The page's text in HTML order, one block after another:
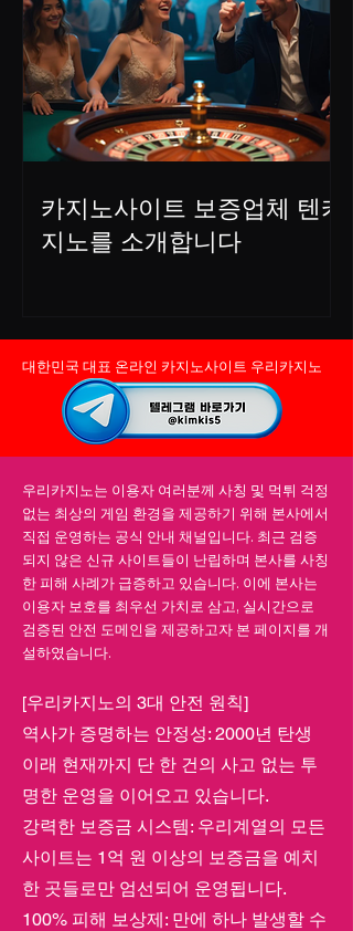
카지노사이트 보증업체 텐카
지노를 소개합니다
​대한민국 대표 온라인 카지노사이트 우리카지노​
우리카지노는 이용자 여러분께 사칭 및 먹튀 걱정
없는 최상의 게임 환경을 제공하기 위해 본사에서
직접 운영하는 공식 안내 채널입니다. 최근 검증
되지 않은 신규 사이트들이 난립하며 본사를 사칭
한 피해 사례가 급증하고 있습니다. 이에 본사는
이용자 보호를 최우선 가치로 삼고, 실시간으로
검증된 안전 도메인을 제공하고자 본 페이지를 개
설하였습니다.
[우리카지노의 3대 안전 원칙]
역사가 증명하는 안정성: 2000년 탄생
이래 현재까지 단 한 건의 사고 없는 투
명한 운영을 이어오고 있습니다.
강력한 보증금 시스템: 우리계열의 모든
사이트는 1억 원 이상의 보증금을 예치
한 곳들로만 엄선되어 운영됩니다.
100% 피해 보상제: 만에 하나 발생할 수